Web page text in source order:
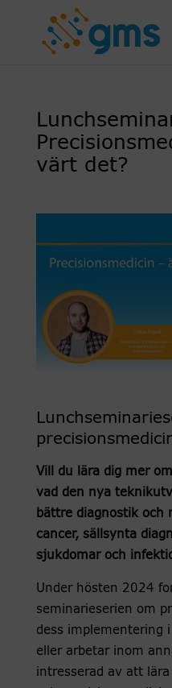
värt det?
Vill du lära dig mer
vad den nya
bättre diagnostik och
cancer, sällsynta
sjukdomar och
Under hösten 2024
seminarieserien om
dess implementering
eller arbetar inom
intresserad av att